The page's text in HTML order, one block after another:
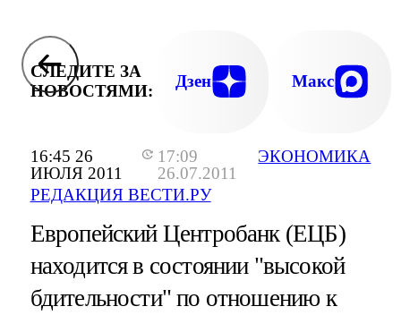
16:45 26
ИЮЛЯ 2011
17:09
26.07.2011
РЕДАКЦИЯ ВЕСТИ.РУ
ЭКОНОМИКА
СЛЕДИТЕ ЗА
НОВОСТЯМИ:
Дзен Макс
Европейский Центробанк (ЕЦБ)
находится в состоянии "высокой
бдительности" по отношению к